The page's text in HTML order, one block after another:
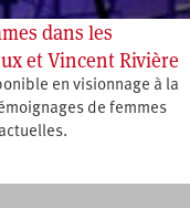
dans les
et Vincent Rivière
en visionnage à la
de femmes